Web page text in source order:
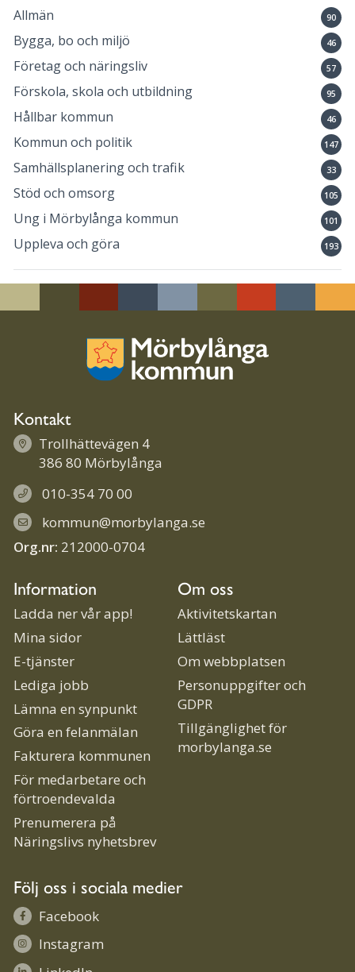
Allmän 90
Bygga, bo och miljö 46
Företag och näringsliv 57
Förskola, skola och utbildning 95
Hållbar kommun 46
Kommun och politik 147
Samhällsplanering och trafik 33
Stöd och omsorg 105
Ung i Mörbylånga kommun 101
Uppleva och göra 193
Kontakt
Trollhättevägen 4
386 80 Mörbylånga
010-354 70 00
kommun@morbylanga.se
Org.nr: 212000-0704
Information
Ladda ner vår app!
Mina sidor
E-tjänster
Lediga jobb
Lämna en synpunkt
Göra en felanmälan
Fakturera kommunen
För medarbetare och
förtroendevalda
Prenumerera på
Näringslivs nyhetsbrev
Om oss
Aktivitetskartan
Lättläst
Om webbplatsen
Personuppgifter och
GDPR
Tillgänglighet för
morbylanga.se
Följ oss i sociala medier
Facebook
Instagram